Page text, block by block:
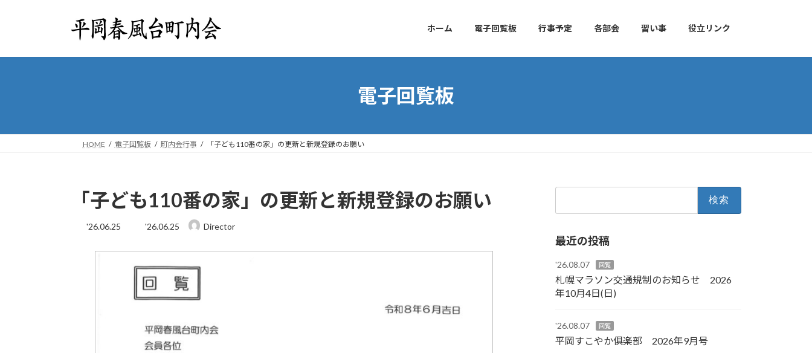
プ
動
ホーム 電子回覧板 行事予定 各部会 習い事 役立リンク
電子回覧板
HOME 電子回覧板 町内会行事 「子ども110番の家」の更新と新規登録のお願い
「子ども110番の家」の更新と新規登録のお願い
'26.06.25
最
日
時
:
'26.06.25 Director
最近の投稿
'26.08.07 回覧
札幌マラソン交通規制のお知らせ 2026
年10月4日(日)
'26.08.07 回覧
平岡すこやか俱楽部 2026年9月号